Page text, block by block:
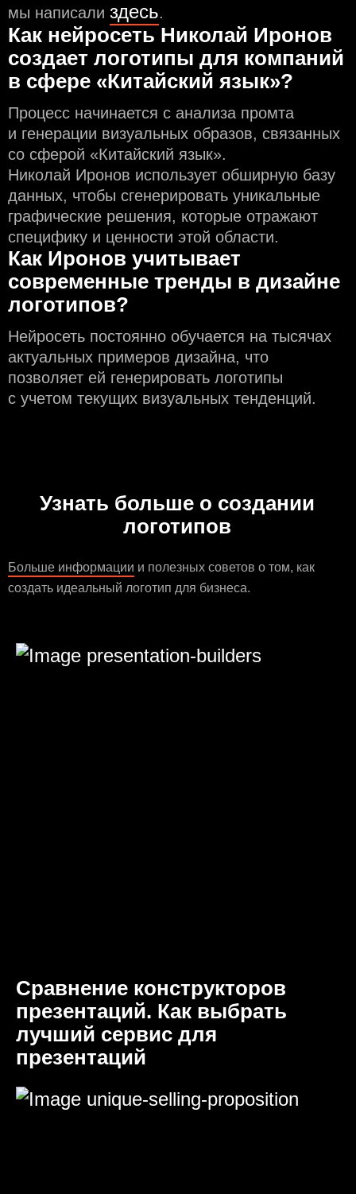
мы написали здесь.
Как нейросеть Николай Иронов
создаeт логотипы для компаний
в сфере «Китайский язык»?
Процесс начинается с анализа промта
и генерации визуальных образов, связанных
со сферой «Китайский язык».
Николай Иронов использует обширную базу
данных, чтобы сгенерировать уникальные
графические решения, которые отражают
специфику и ценности этой области.
Как Иронов учитывает
современные тренды в дизайне
логотипов?
Нейросеть постоянно обучается на тысячах
актуальных примеров дизайна, что
позволяет ей генерировать логотипы
с учeтом текущих визуальных тенденций.
Узнать больше о создании
логотипов
Больше информации и полезных советов о том, как
создать идеальный логотип для бизнеса.
Сравнение конструкторов
презентаций. Как выбрать
лучший сервис для
презентаций